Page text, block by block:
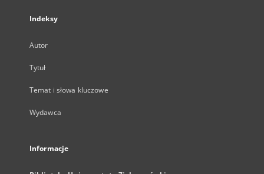
Indeksy
Autor
Tytuł
Temat i słowa kluczowe
Wydawca
Informacje